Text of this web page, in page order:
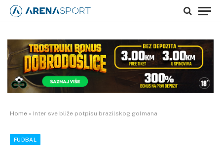
Home » Inter sve bliže potpisu brazilskog golmana
FUDBAL